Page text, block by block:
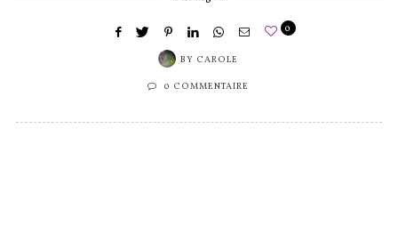
BY CAROLE
0
0 COMMENTAIRE